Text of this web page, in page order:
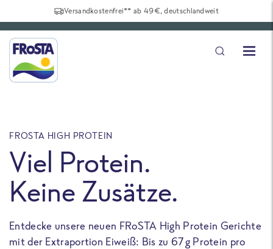
Versandkostenfrei** ab 49€, deutschlandweit
FROSTA HIGH PROTEIN
Viel Protein.
Keine Zusätze.
Entdecke unsere neuen FRoSTA High Protein Gerichte
mit der Extraportion Eiweiß: Bis zu 67 g Protein pro